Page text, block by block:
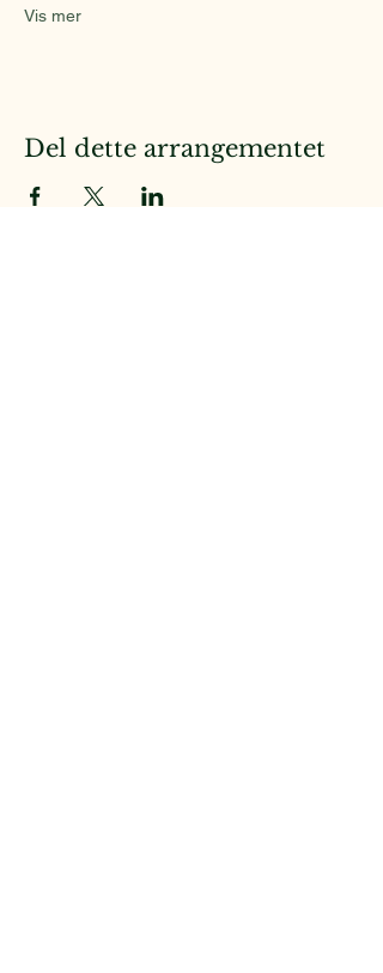
Vis mer
Del dette arrangementet